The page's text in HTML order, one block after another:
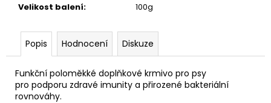
Velikost balení: 100g
Popis Hodnocení Diskuze
Funkční poloměkké doplňkové krmivo pro psy
pro podporu zdravé imunity a přirozené bakteriální
rovnováhy.